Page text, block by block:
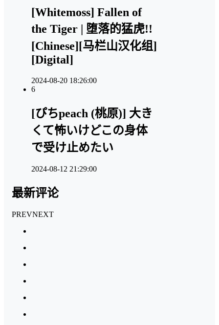
[Whitemoss] Fallen of
the Tiger | 堕落的猛虎!!
[Chinese][马栏山汉化组]
[Digital]
2024-08-20 18:26:00
6
[ぴちpeach (桃原)] 大き
くて怖いけどこの身体
で受け止めたい
2024-08-12 21:29:00
最新评论
PREVNEXT